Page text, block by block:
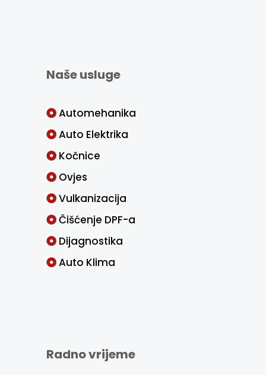
Naše usluge
Automehanika
Auto Elektrika
Kočnice
Ovjes
Vulkanizacija
Čišćenje DPF-a
Dijagnostika
Auto Klima
Radno vrijeme